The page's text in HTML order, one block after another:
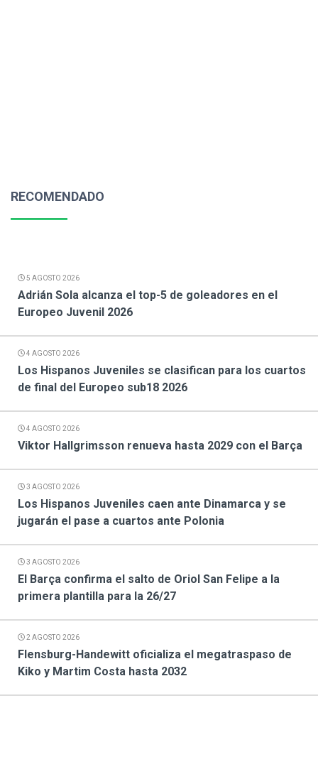
RECOMENDADO
5 AGOSTO 2026
Adrián Sola alcanza el top-5 de goleadores en el
Europeo Juvenil 2026
4 AGOSTO 2026
Los Hispanos Juveniles se clasifican para los cuartos
de final del Europeo sub18 2026
4 AGOSTO 2026
Viktor Hallgrimsson renueva hasta 2029 con el Barça
3 AGOSTO 2026
Los Hispanos Juveniles caen ante Dinamarca y se
jugarán el pase a cuartos ante Polonia
3 AGOSTO 2026
El Barça confirma el salto de Oriol San Felipe a la
primera plantilla para la 26/27
2 AGOSTO 2026
Flensburg-Handewitt oficializa el megatraspaso de
Kiko y Martim Costa hasta 2032